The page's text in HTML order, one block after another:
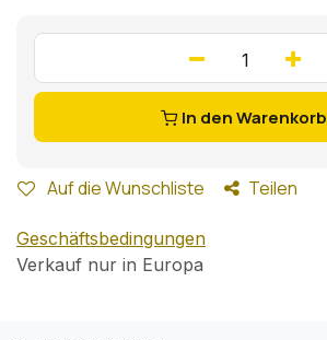
In den Warenkorb
Auf die Wunschliste Teilen
Geschäftsbedingungen
Verkauf nur in Europa